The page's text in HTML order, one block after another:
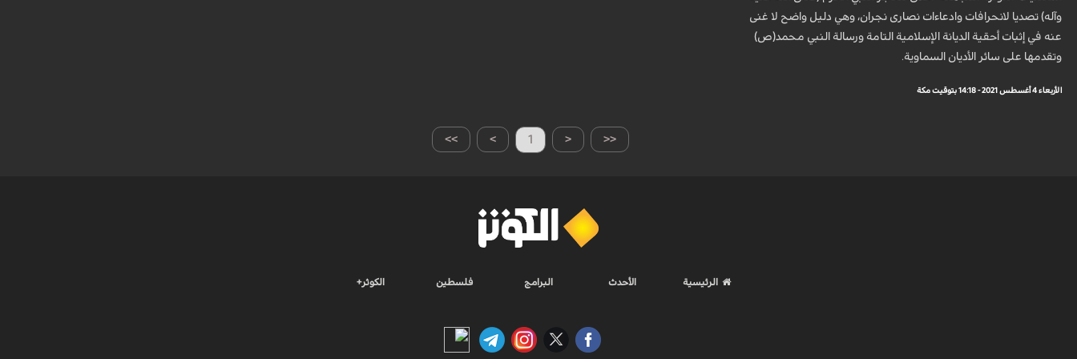
وآله) تصديا لانحرافات وادعاءات نصارى نجران، وهي دليل واضح لا غنى
عنه في إثبات أحقية الديانة الإسلامية التامة ورسالة النبي محمد(ص)
وتقدمها على سائر الأديان السماوية.
الأربعاء 4 أغسطس 2021 - 14:18 بتوقيت مكة
>> > 1 < <<
الرئيسية الأحدث البرامج فلسطين الكوثر+